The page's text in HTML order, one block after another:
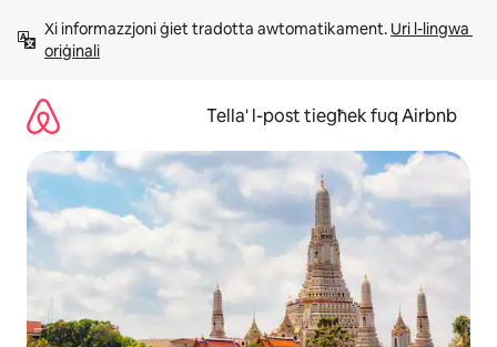
għall-
kontenut
Xi informazzjoni ġiet tradotta awtomatikament. Uri l-lingwa
oriġinali
Tella' l-post tiegħek fuq Airbnb